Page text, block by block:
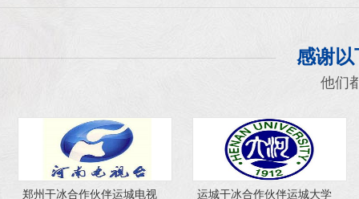
感谢
他们
作伙伴运城电视
运城干冰合作伙伴运城大学 运城干冰